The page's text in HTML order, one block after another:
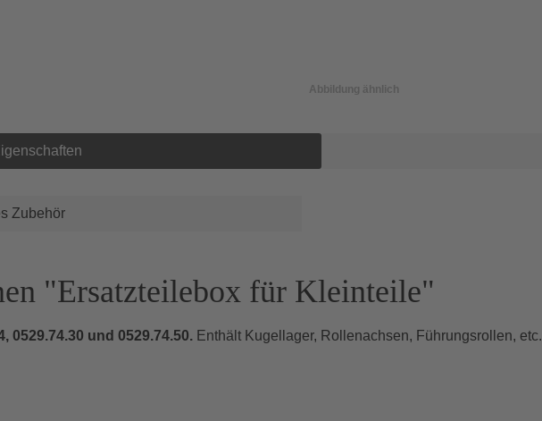
Abbildung ähnlich
Zubehör
"Ersatzteilebox für Kleinteile"
0529.74.30 und 0529.74.50. Enthält Kugellager, Rollenachsen, Führungsrollen, etc.